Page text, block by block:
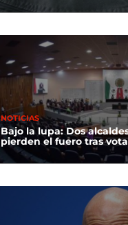
NOTICIAS
Bajo la lupa: Dos
pierden el fuero tras